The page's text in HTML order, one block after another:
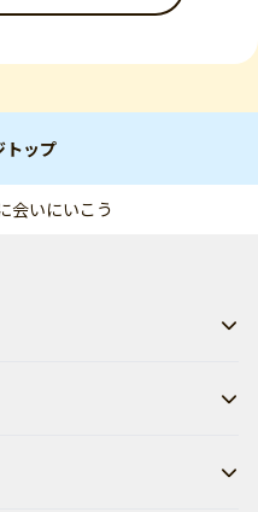
トップ
会いにいこう